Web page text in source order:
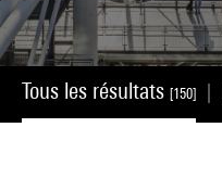
Tous les résultats [150]